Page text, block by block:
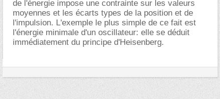
de l'énergie impose une contrainte sur les valeurs
moyennes et les écarts types de la position et de
l'impulsion. L'exemple le plus simple de ce fait est
l'énergie minimale d'un oscillateur: elle se déduit
immédiatement du principe d'Heisenberg.